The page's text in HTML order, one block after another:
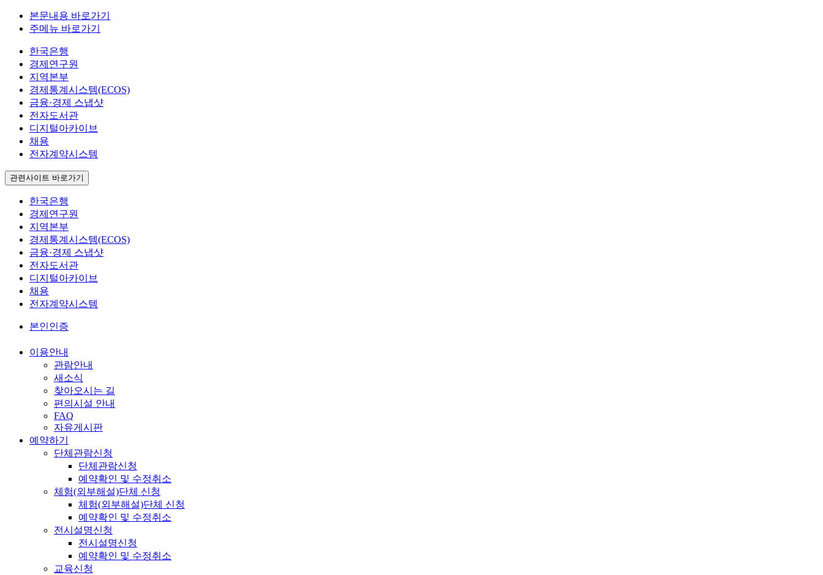
본문내용 바로가기
주메뉴 바로가기
한국은행
경제연구원
지역본부
경제통계시스템(ECOS)
금융·경제 스냅샷
전자도서관
디지털아카이브
채용
전자계약시스템
관련사이트 바로가기
한국은행
경제연구원
지역본부
경제통계시스템(ECOS)
금융·경제 스냅샷
전자도서관
디지털아카이브
채용
전자계약시스템
본인인증
이용안내
관람안내
새소식
찾아오시는 길
편의시설 안내
FAQ
자유게시판
예약하기
단체관람신청
단체관람신청
예약확인 및 수정취소
체험(외부해설)단체 신청
체험(외부해설)단체 신청
예약확인 및 수정취소
전시설명신청
전시설명신청
예약확인 및 수정취소
교육신청